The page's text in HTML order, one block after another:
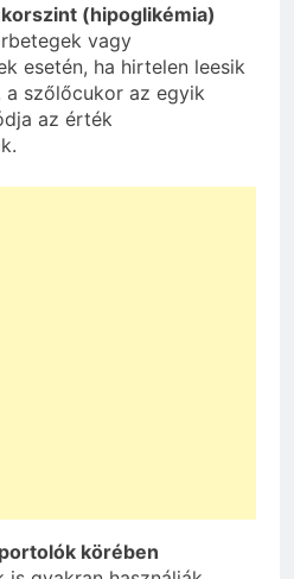
(hipoglikémia)
vagy
esetén, ha hirtelen leesik
a szőlőcukor az egyik
az érték
körében